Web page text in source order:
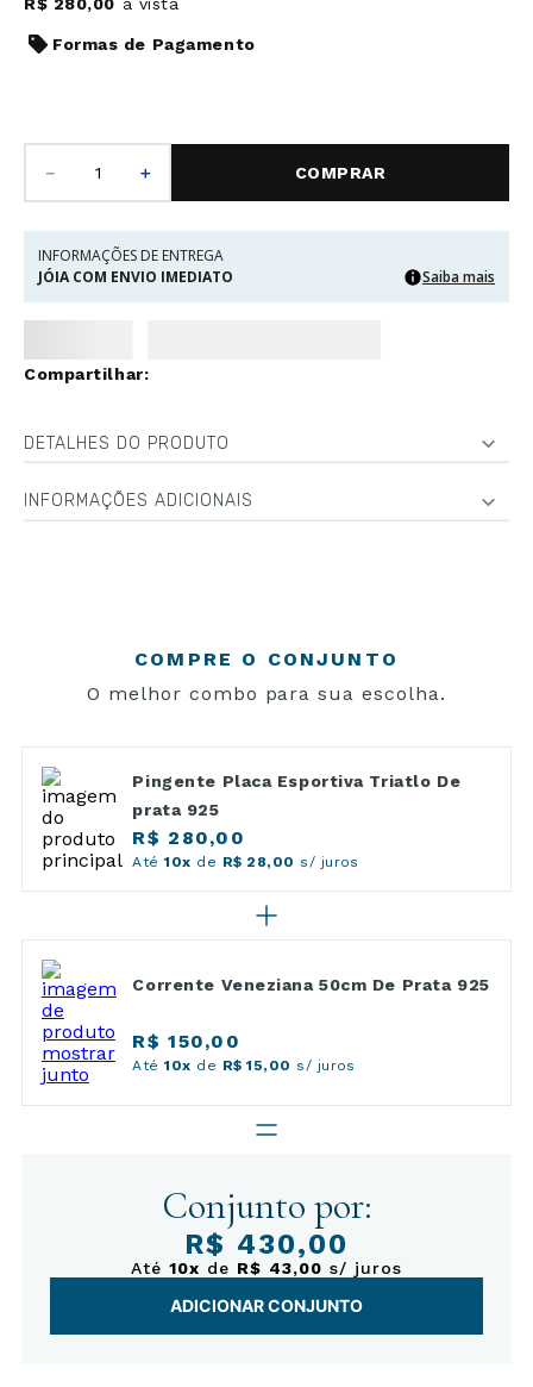
Formas de Pagamento
＋
－ COMPRAR
INFORMAÇÕES DE ENTREGA
JÓIA COM ENVIO IMEDIATO
Saiba mais
DETALHES DO PRODUTO
INFORMAÇÕES ADICIONAIS
COMPRE O CONJUNTO
O melhor combo para sua escolha.
Pingente Placa Esportiva Triatlo De
prata 925
R$ 280,00
Até10x de R$ 28,00 s/ juros
Corrente Veneziana 50cm De Prata 925
R$ 150,00
Até10x de R$ 15,00 s/ juros
Conjunto por:
R$ 430,00
Até 10x de R$ 43,00 s/ juros
ADICIONAR CONJUNTO